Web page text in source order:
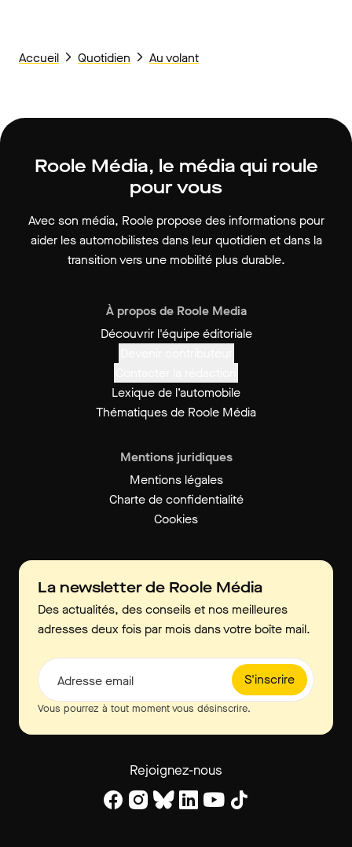
Accueil Quotidien Au volant
Roole Média, le média qui roule
pour vous
Avec son média, Roole propose des informations pour
aider les automobilistes dans leur quotidien et dans la
transition vers une mobilité plus durable.
À propos de Roole Media
Découvrir l'équipe éditoriale
Lexique de l’automobile
Thématiques de Roole Média
Mentions juridiques
Mentions légales
Charte de confidentialité
Cookies
La newsletter de Roole Média
Des actualités, des conseils et nos meilleures
adresses deux fois par mois dans votre boîte mail.
S'inscrire
Adresse email
Vous pourrez à tout moment vous désinscrire.
Rejoignez-nous